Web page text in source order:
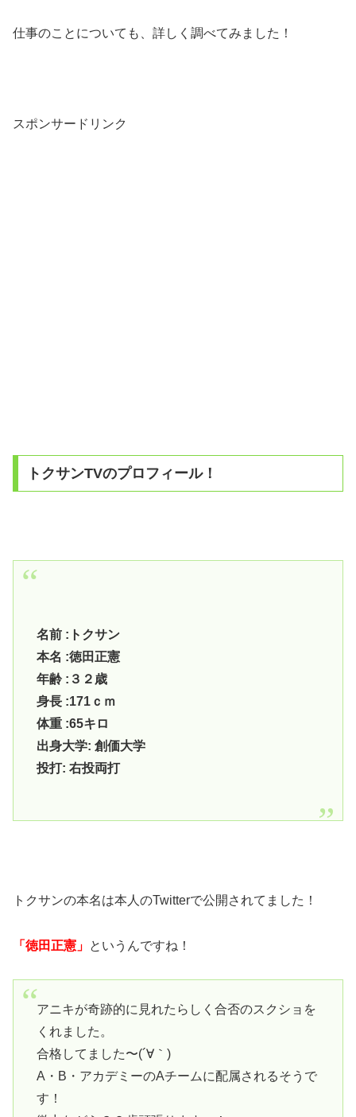
仕事のことについても、詳しく調べてみました！
スポンサードリンク
トクサンTVのプロフィール！
名前 :トクサン
本名 :徳田正憲
年齢 :３２歳
身長 :171ｃｍ
体重 :65キロ
出身大学: 創価大学
投打: 右投両打
トクサンの本名は本人のTwitterで公開されてました！
「徳田正憲」 というんですね！
アニキが奇跡的に見れたらしく合否のスクショを
くれました。
合格してました〜(´∀｀)
A・B・アカデミーのAチームに配属されるそうで
す！